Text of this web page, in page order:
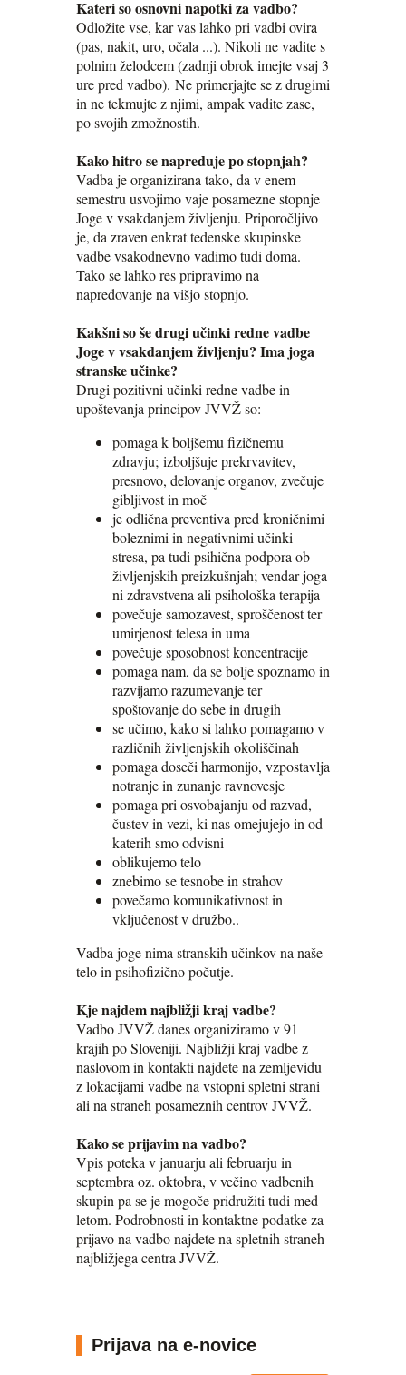
Kateri so osnovni napotki za vadbo?
Odložite vse, kar vas lahko pri vadbi ovira
(pas, nakit, uro, očala ...). Nikoli ne vadite s
polnim želodcem (zadnji obrok imejte vsaj 3
ure pred vadbo). Ne primerjajte se z drugimi
in ne tekmujte z njimi, ampak vadite zase,
po svojih zmožnostih.
Kako hitro se napreduje po stopnjah?
Vadba je organizirana tako, da v enem
semestru usvojimo vaje posamezne stopnje
Joge v vsakdanjem življenju. Priporočljivo
je, da zraven enkrat tedenske skupinske
vadbe vsakodnevno vadimo tudi doma.
Tako se lahko res pripravimo na
napredovanje na višjo stopnjo.
Kakšni so še drugi učinki redne vadbe
Joge v vsakdanjem življenju? Ima joga
stranske učinke?
Drugi pozitivni učinki redne vadbe in
upoštevanja principov JVVŽ so:
pomaga k boljšemu fizičnemu
zdravju; izboljšuje prekrvavitev,
presnovo, delovanje organov, zvečuje
gibljivost in moč
je odlična preventiva pred kroničnimi
boleznimi in negativnimi učinki
stresa, pa tudi psihična podpora ob
življenjskih preizkušnjah; vendar joga
ni zdravstvena ali psihološka terapija
povečuje samozavest, sproščenost ter
umirjenost telesa in uma
povečuje sposobnost koncentracije
pomaga nam, da se bolje spoznamo in
razvijamo razumevanje ter
spoštovanje do sebe in drugih
se učimo, kako si lahko pomagamo v
različnih življenjskih okoliščinah
pomaga doseči harmonijo, vzpostavlja
notranje in zunanje ravnovesje
pomaga pri osvobajanju od razvad,
čustev in vezi, ki nas omejujejo in od
katerih smo odvisni
oblikujemo telo
znebimo se tesnobe in strahov
povečamo komunikativnost in
vključenost v družbo..
Vadba joge nima stranskih učinkov na naše
telo in psihofizično počutje.
Kje najdem najbližji kraj vadbe?
Vadbo JVVŽ danes organiziramo v 91
krajih po Sloveniji. Najbližji kraj vadbe z
naslovom in kontakti najdete na zemljevidu
z lokacijami vadbe na vstopni spletni strani
ali na straneh posameznih centrov JVVŽ.
Kako se prijavim na vadbo?
Vpis poteka v januarju ali februarju in
septembra oz. oktobra, v večino vadbenih
skupin pa se je mogoče pridružiti tudi med
letom. Podrobnosti in kontaktne podatke za
prijavo na vadbo najdete na spletnih straneh
najbližjega centra JVVŽ.
Prijava na e-novice